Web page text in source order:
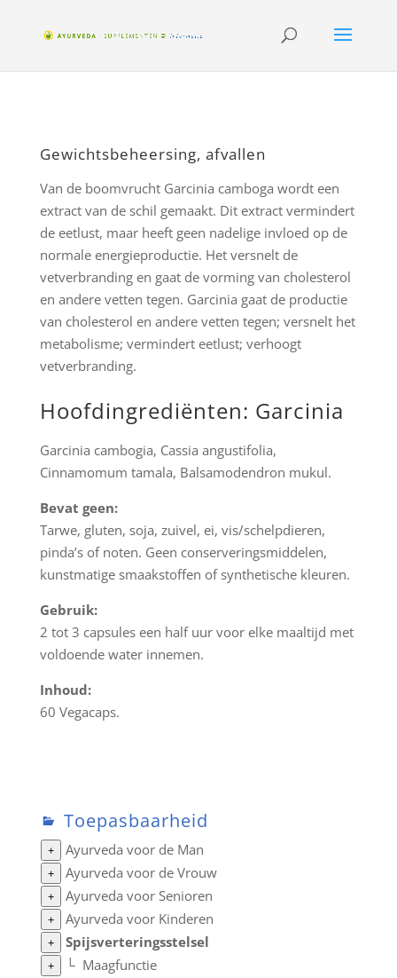
Gewichtsbeheersing, afvallen
Van de boomvrucht Garcinia camboga wordt een
extract van de schil gemaakt. Dit extract vermindert
de eetlust, maar heeft geen nadelige invloed op de
normale energieproductie. Het versnelt de
vetverbranding en gaat de vorming van cholesterol
en andere vetten tegen. Garcinia gaat de productie
van cholesterol en andere vetten tegen; versnelt het
metabolisme; vermindert eetlust; verhoogt
vetverbranding.
Hoofdingrediënten: Garcinia
Garcinia cambogia, Cassia angustifolia,
Cinnamomum tamala, Balsamodendron mukul.
Bevat geen:
Tarwe, gluten, soja, zuivel, ei, vis/schelpdieren,
pinda’s of noten. Geen conserveringsmiddelen,
kunstmatige smaakstoffen of synthetische kleuren.
Gebruik:
2 tot 3 capsules een half uur voor elke maaltijd met
voldoende water innemen.
Inhoud:
60 Vegacaps.
Toepasbaarheid
+ Ayurveda voor de Man
+ Ayurveda voor de Vrouw
+ Ayurveda voor Senioren
+ Ayurveda voor Kinderen
+ Spijsverteringsstelsel
+ └ Maagfunctie